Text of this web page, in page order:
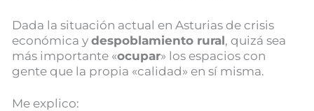
Dada la situación actual en Asturias de crisis
económica y despoblamiento rural, quizá sea
más importante «ocupar» los espacios con
gente que la propia «calidad» en sí misma.
Me explico: